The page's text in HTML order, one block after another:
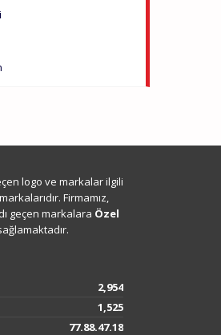
logo ve markalar ilgili
Firmamız,
geçen markalara Özel
2,954
1,525
77.88.47.18